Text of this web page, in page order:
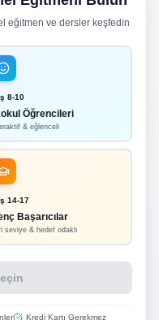
eğitmen ve dersler keşfedin
8-10
Öğrencileri
& eğlenceli
14-17
Başarıcılar
seviye & hedef odaklı
Kredi Kartı Gerekmez